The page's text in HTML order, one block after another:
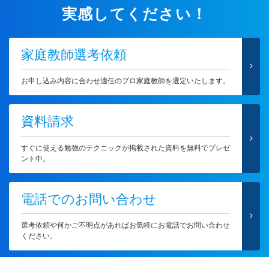
実感してください！
家庭教師選考依頼
お申し込み内容に合わせ適任のプロ家庭教師を選定いたします。
資料請求
すぐに使える勉強のテクニックが掲載された資料を無料でプレゼ
ント中。
電話でのお問い合わせ
選考依頼や何かご不明点があればお気軽にお電話でお問い合わせ
ください。